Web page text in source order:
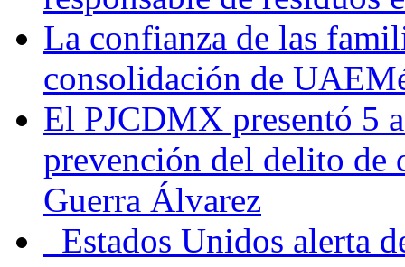
La confianza de las
consolidación de
El PJCDMX presentó 5
prevención del delito de
Guerra Álvarez
Estados Unidos alerta